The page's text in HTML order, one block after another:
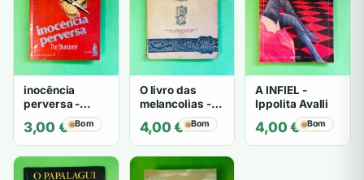
inocência
perversa -
PATRICIA
HIGHSMITH
3,00 € Bom
O livro das
melancolias -
Mantegazza
4,00€ Bom
A INFIEL -
Ippolita Avalli
4,00€ Bom